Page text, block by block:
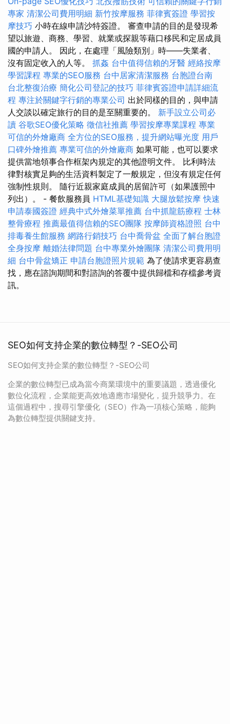
專家 清潔公司費用明細 新竹按摩服務 菲律賓簽證 學習按
摩技巧 小時在線申請沙特簽證。 審查申請的目的是發現希
望以旅遊、商務、學習、就業或探親等藉口移民和定居成員
國的申請人。 因此，在處理「風險類別」時——失業者、
沒有固定收入的人等。 抓姦 台中值得信賴的牙醫 經絡按摩
學習課程 專業的SEO服務 台中居家清潔服務 台胞證台南
台北整復治療 簡化公司登記的技巧 菲律賓簽證申請詳細流
程 專注於關鍵字行銷的專業公司 出於同樣的目的，與申請
人交談以確定旅行的目的是至關重要的。 新手設立公司必
讀 谷歌SEO優化策略 徵信社推薦 學習按摩專業課程 專業
可信的外燴廠商 全方位的SEO服務，提升網站曝光度 用戶
口碑外燴推薦 專業可信的外燴廠商 如果可能，也可以要求
提供當地領事合作框架內規定的其他證明文件。 比利時法
律對核實足夠的生活資料製定了一般規定，但沒有規定任何
強制性規則。 隨行近親家庭成員的居留許可（如果護照中
列出）。 - 餐飲服務員 HTML基礎知識 大腿放鬆按摩快速
申請泰國簽證 經典中式外燴菜單推薦 台中抓龍筋療程 士林
整骨療程 推薦最值得信賴的SEO團隊 按摩師資格證照 台中
排毒養生館服務 網路行銷技巧 台中喬骨盆 全面了解台胞證
全身按摩 離婚法律問題 台中專業外燴團隊 清潔公司費用明
細 台中骨盆矯正 申請台胞證照片規範 為了使請求更容易查
找，應在諮詢期間和對諮詢的答覆中提供歸檔和存檔參考資
訊。
SEO如何支持企業的數位轉型？-SEO公司
SEO如何支持企業的數位轉型？-SEO公司
企業的數位轉型已成為當今商業環境中的重要議題，透過優化
數位化流程，企業能更高效地適應市場變化，提升競爭力。在
這個過程中，搜尋引擎優化（SEO）作為一項核心策略，能夠
為數位轉型提供關鍵支持。